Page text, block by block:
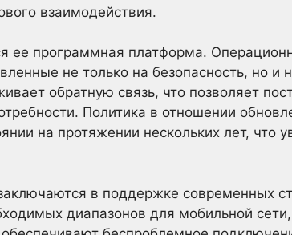
взаимодействия.
ее программная платформа.
не только на безопасность, но и
обратную связь, что позволяет
Политика в отношении
на протяжении нескольких лет, что
в поддержке современных
диапазонов для мобильной